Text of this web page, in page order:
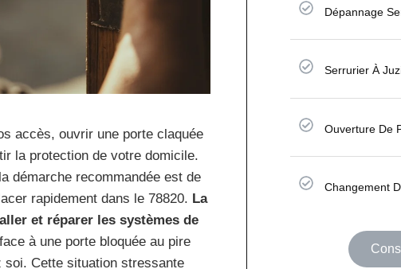
accès, ouvrir une porte claquée
la protection de votre domicile.
démarche recommandée est de
rapidement dans le 78820. La
et réparer les systèmes de
à une porte bloquée au pire
soi. Cette situation stressante
Dépannage
Serrurier À
Ouverture De
Changement